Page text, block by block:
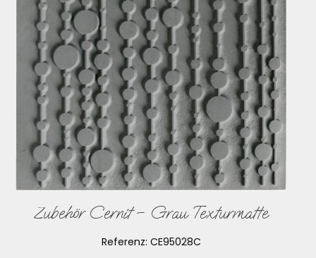
Zubehör Cernit – Grau Texturmatte
Referenz: CE95028C